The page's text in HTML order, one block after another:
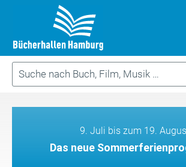
9. Juli bis zum 19.
Das neue